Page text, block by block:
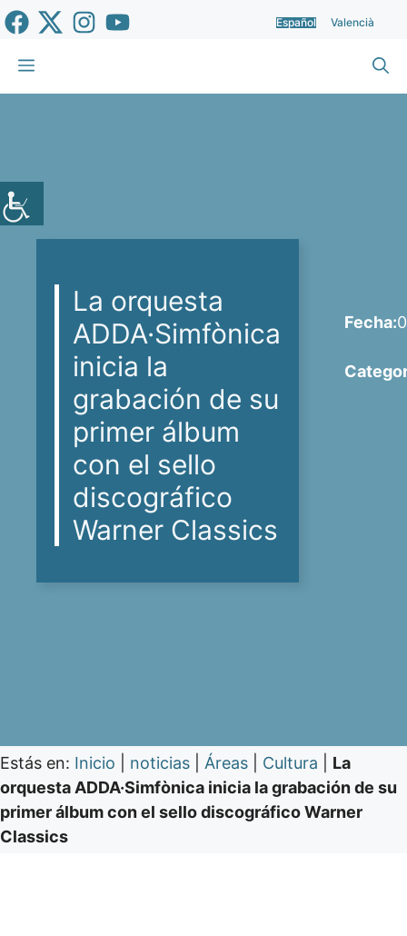
Saltar
al
contenido
Español Valencià
Menú
La orquesta
ADDA·Simfònica
inicia la
grabación de su
primer álbum
con el sello
discográfico
Warner Classics
Fecha:
Estás en: Inicio noticias Áreas Cultura
La
orquesta ADDA·Simfònica inicia la grabación de su
primer álbum con el sello discográfico Warner
Classics